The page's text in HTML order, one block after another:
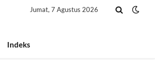
Jumat, 7 Agustus 2026
Indeks